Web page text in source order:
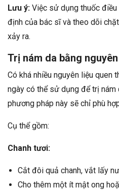
Lưu ý: Việc sử dụng thuốc
định của bác sĩ và theo dõi
xảy ra.
Trị nám da bằng
Có khá nhiều nguyên liệu quen
ngày có thể sử dụng để trị nám
phương pháp này sẽ chỉ phù
Cụ thể gồm:
Chanh tươi:
Cắt đôi quả chanh, vắt lấy
Cho thêm một ít mật ong